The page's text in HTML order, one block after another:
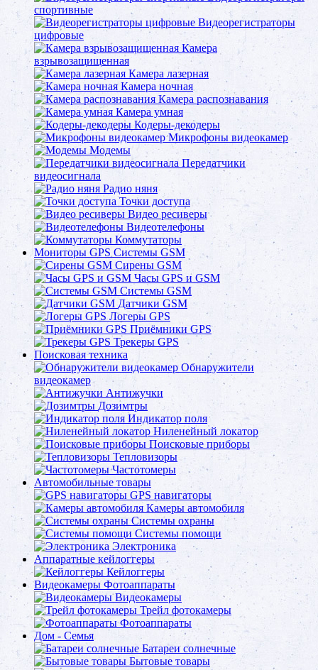
спортивные
Видеорегистраторы
цифровые
Камера
взрывозащищенная
Камера лазерная
Камера ночная
Камера распознавания
Камера умная
Кодеры-декодеры
Микрофоны видеокамер
Модемы
Передатчики
видеосигнала
Радио няня
Точки доступа
Видео ресиверы
Видеотелефоны
Коммутаторы
Мониторы GPS Системы GSM
Сирены GSM
Часы GPS и GSM
Системы GSM
Датчики GSM
Логеры GPS
Приёмники GPS
Трекеры GPS
Поисковая техника
Обнаружители
видеокамер
Антижучки
Дозимтры
Индикатор поля
Ниленейный локатор
Поисковые приборы
Тепловизоры
Частотомеры
Автомобильные товары
GPS навигаторы
Камеры автомобиля
Системы охраны
Системы помощи
Электроника
Аппаратные кейлоггеры
Кейлоггеры
Видеокамеры Фотоаппараты
Видеокамеры
Трейл фотокамеры
Фотоаппараты
Дом - Семья
Батареи солнечные
Бытовые товары